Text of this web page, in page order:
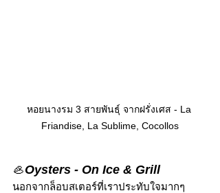
หอยนางรม 3 สายพันธุ์ จากฝรั่งเศส - La
Friandise, La Sublime, Cocollos
🦪Oysters - On Ice & Grill
นอกจากล็อบสเตอร์ที่เราประทับใจมากๆ